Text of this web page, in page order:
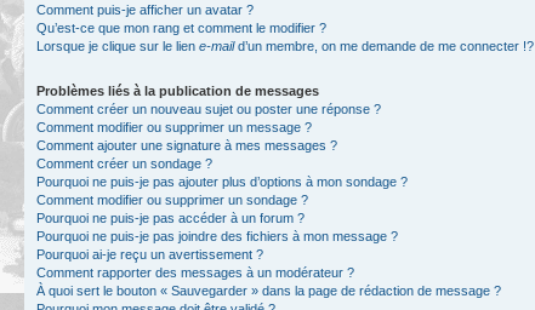
Comment puis-je afficher un avatar ?
Qu’est-ce que mon rang et comment le modifier ?
Lorsque je clique sur le lien e-maild’un membre, on me demande de me connecter !?
Problèmes liés à la publication de messages
Comment créer un nouveau sujet ou poster une réponse ?
Comment modifier ou supprimer un message ?
Comment ajouter une signature à mes messages ?
Comment créer un sondage ?
Pourquoi ne puis-je pas ajouter plus d’options à mon sondage ?
Comment modifier ou supprimer un sondage ?
Pourquoi ne puis-je pas accéder à un forum ?
Pourquoi ne puis-je pas joindre des fichiers à mon message ?
Pourquoi ai-je reçu un avertissement ?
Comment rapporter des messages à un modérateur ?
À quoi sert le bouton « Sauvegarder » dans la page de rédaction de message ?